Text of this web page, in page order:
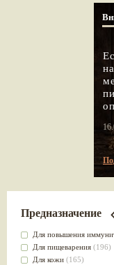
Предназначение
Для повышения
Для пищеварения (196)
Для кожи (165)